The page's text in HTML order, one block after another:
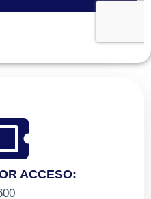
ACCESO: